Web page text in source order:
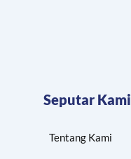
Seputar Kami
Tentang Kami